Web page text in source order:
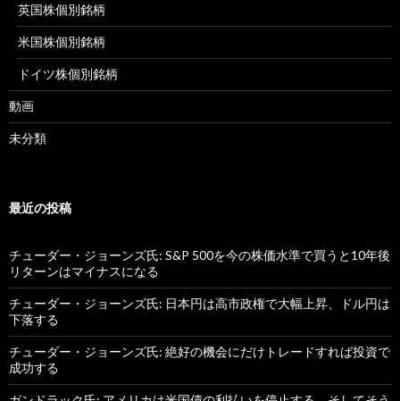
英国株個別銘柄
米国株個別銘柄
ドイツ株個別銘柄
動画
未分類
最近の投稿
チューダー・ジョーンズ氏: S&P 500を今の株価水準で買うと10年後
リターンはマイナスになる
チューダー・ジョーンズ氏: 日本円は高市政権で大幅上昇、ドル円は
下落する
チューダー・ジョーンズ氏: 絶好の機会にだけトレードすれば投資で
成功する